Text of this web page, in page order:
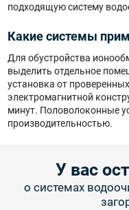
подходящую систему
Какие системы
Для обустройства
выделить отдельное
установка от
электромагнитной
минут. Половолоконные
производительностью.
У вас
о системах